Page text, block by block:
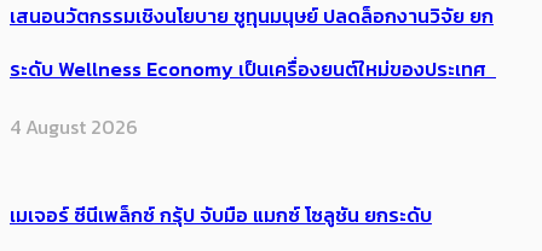
เสนอนวัตกรรมเชิงนโยบาย ชูทุนมนุษย์ ปลดล็อกงานวิจัย ยก
ระดับ Wellness Economy เป็นเครื่องยนต์ใหม่ของประเทศ
4 August 2026
เมเจอร์ ซีนีเพล็กซ์ กรุ้ป จับมือ แมกซ์ โซลูชัน ยกระดับ